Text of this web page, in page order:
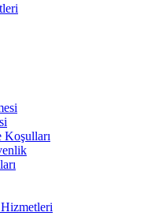
Koşulları